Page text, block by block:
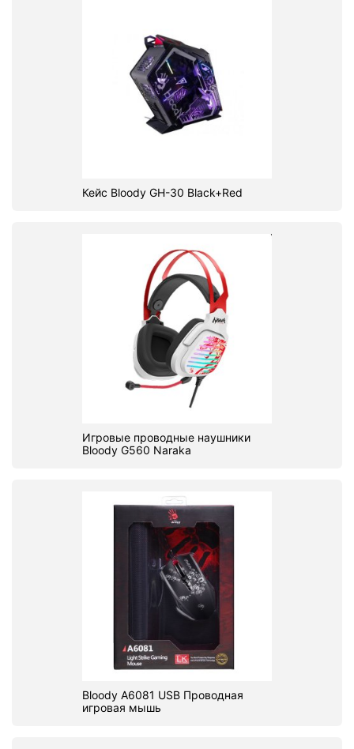
Кейс Bloody GH-30 Black+Red
Игровые проводные наушники
Bloody G560 Naraka
Bloody A6081 USB Проводная
игровая мышь